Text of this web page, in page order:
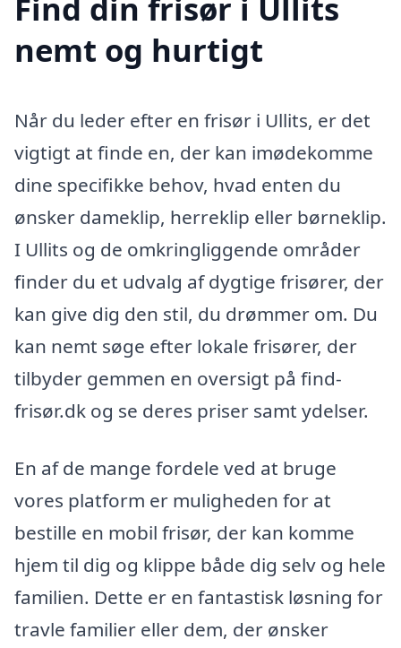
Find din frisør i Ullits
nemt og hurtigt
Når du leder efter en frisør i Ullits, er det
vigtigt at finde en, der kan imødekomme
dine specifikke behov, hvad enten du
ønsker dameklip, herreklip eller børneklip.
I Ullits og de omkringliggende områder
finder du et udvalg af dygtige frisører, der
kan give dig den stil, du drømmer om. Du
kan nemt søge efter lokale frisører, der
tilbyder gemmen en oversigt på find-
frisør.dk og se deres priser samt ydelser.
En af de mange fordele ved at bruge
vores platform er muligheden for at
bestille en mobil frisør, der kan komme
hjem til dig og klippe både dig selv og hele
familien. Dette er en fantastisk løsning for
travle familier eller dem, der ønsker